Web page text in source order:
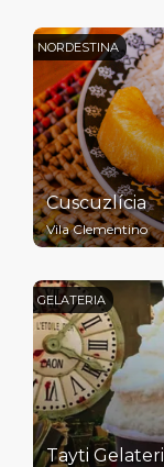
NORDESTINA
Cuscuzlícia
Vila Clementino
GELATERIA
Tayti